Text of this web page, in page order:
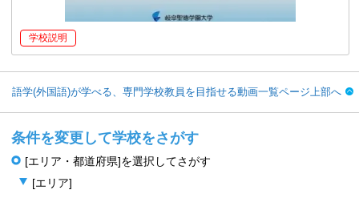
学校説明
語学(外国語)が学べる、専門学校教員を目指せる動画一覧ページ上部へ
条件を変更して学校をさがす
[エリア・都道府県]を選択してさがす
[エリア]